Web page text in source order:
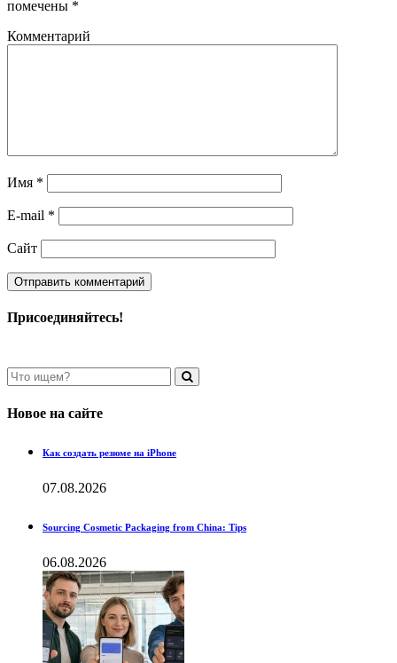
помечены *
Комментарий
Имя *
E-mail *
Сайт
Присоединяйтесь!
Новое на сайте
Как создать резюме на iPhone
07.08.2026
Sourcing Cosmetic Packaging from China: Tips
06.08.2026